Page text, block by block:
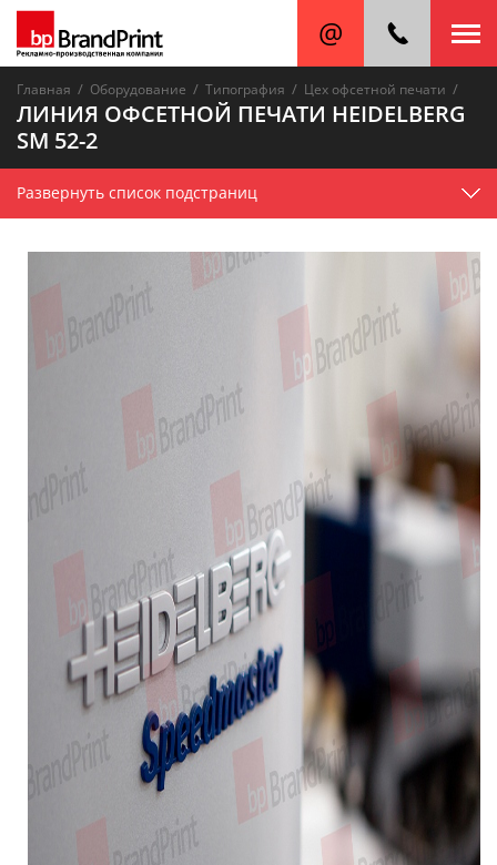
Главная / Оборудование / Типография / Цех офсетной печати /
ЛИНИЯ ОФСЕТНОЙ ПЕЧАТИ HEIDELBERG
SM 52-2
Развернуть список подстраниц